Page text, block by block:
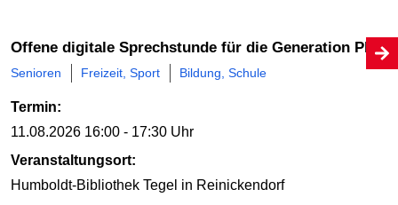
Offene digitale Sprechstunde für die Generation Plus
Senioren Freizeit, Sport Bildung, Schule
Termin:
11.08.2026 16:00 - 17:30 Uhr
Veranstaltungsort:
Humboldt-Bibliothek Tegel in Reinickendorf